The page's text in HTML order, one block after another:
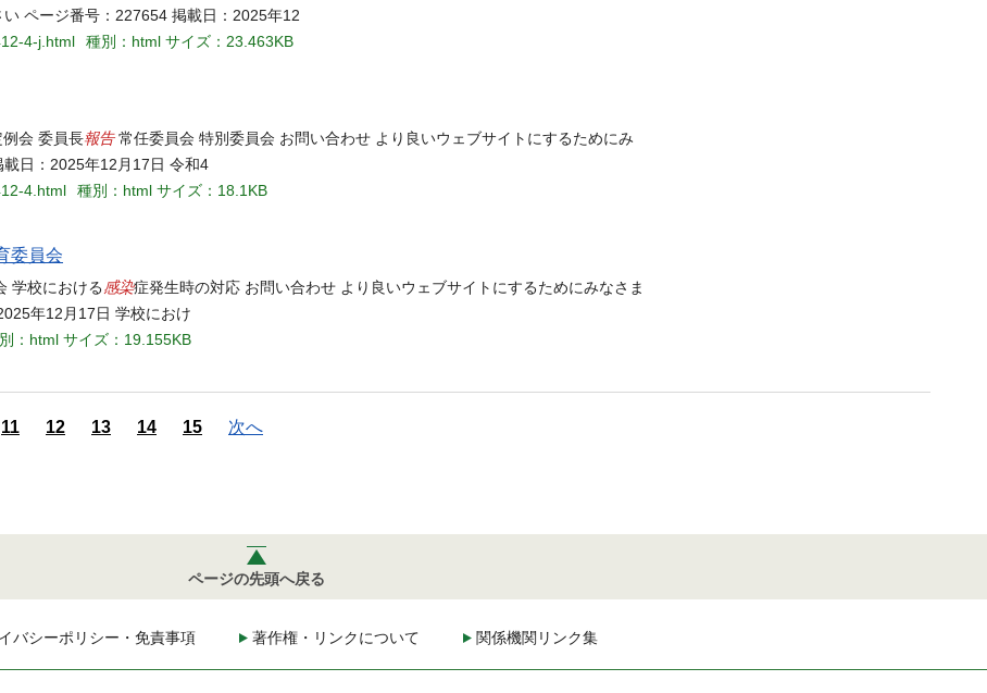
ページ番号：227654 掲載日：2025年12
4-j.html
種別：html サイズ：23.463KB
会 委員長報告常任委員会 特別委員会 お問い合わせ より良いウェブサイトにするためにみ
日：2025年12月17日 令和4
4.html
種別：html サイズ：18.1KB
委員会
学校における 感染症発生時の対応 お問い合わせ より良いウェブサイトにするためにみなさま
年12月17日 学校におけ
：html サイズ：19.155KB
11 12 13 14 15 次へ
ページの先頭へ戻る
バシーポリシー・免責事項 著作権・リンクについて 関係機関リンク集